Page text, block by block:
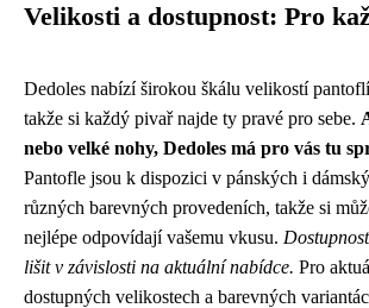
Velikosti a dostupnost: Pro
Dedoles nabízí širokou škálu velikostí
takže si každý pivař najde ty pravé pro sebe.
nebo velké nohy, Dedoles má pro vás tu
Pantofle jsou k dispozici v pánských i
různých barevných provedeních, takže si
nejlépe odpovídají vašemu vkusu.
lišit v závislosti na aktuální nabídce. Pro
dostupných velikostech a barevných